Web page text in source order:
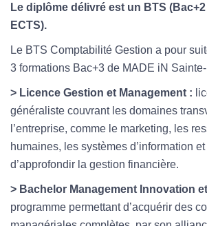
Le diplôme délivré est un BTS
ECTS).
Le BTS Comptabilité Gestion a pour
3 formations Bac+3 de MADE iN
> Licence Gestion et Management :
généraliste couvrant les domaines
l’entreprise, comme le marketing, les
humaines, les systèmes d’information
d’approfondir la gestion financière.
> Bachelor Management Innovation
programme permettant d’acquérir des